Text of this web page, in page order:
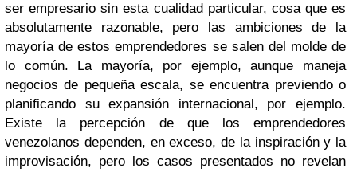
ser empresario sin esta cualidad particular, cosa que es
absolutamente razonable, pero las ambiciones de la
mayoría de estos emprendedores se salen del molde de
lo común. La mayoría, por ejemplo, aunque maneja
negocios de pequeña escala, se encuentra previendo o
planificando su expansión internacional, por ejemplo.
Existe la percepción de que los emprendedores
venezolanos dependen, en exceso, de la inspiración y la
improvisación, pero los casos presentados no revelan